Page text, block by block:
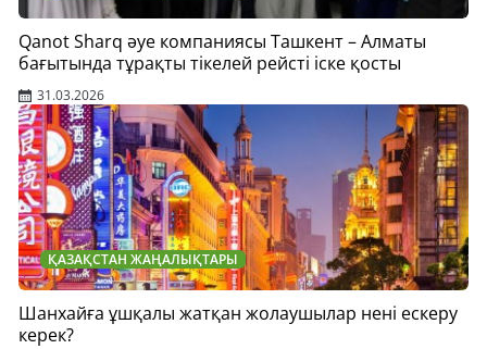
Qanot Sharq әуе компаниясы Ташкент – Алматы
бағытында тұрақты тікелей рейсті іске қосты
31.03.2026
ҚАЗАҚСТАН ЖАҢАЛЫҚТАРЫ
Шанхайға ұшқалы жатқан жолаушылар нені ескеру
керек?